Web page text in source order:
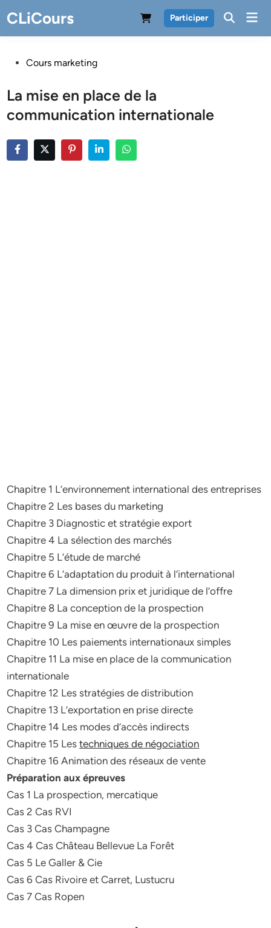
to
content
CLiCours Participer
PostedCours marketing
La mise en place de la
communication internationale
Chapitre 1 L’environnement international des entreprises
Chapitre 2 Les bases du marketing
Chapitre 3 Diagnostic et stratégie export
Chapitre 4 La sélection des marchés
Chapitre 5 L’étude de marché
Chapitre 6 L’adaptation du produit à l’international
Chapitre 7 La dimension prix et juridique de l’offre
Chapitre 8 La conception de la prospection
Chapitre 9 La mise en œuvre de la prospection
Chapitre 10 Les paiements internationaux simples
Chapitre 11 La mise en place de la communication
internationale
Chapitre 12 Les stratégies de distribution
Chapitre 13 L’exportation en prise directe
Chapitre 14 Les modes d’accès indirects
Chapitre 15 Lestechniques de négociation
Chapitre 16 Animation des réseaux de vente
Préparation aux épreuves
Cas 1 La prospection, mercatique
Cas 2 Cas RVI
Cas 3 Cas Champagne
Cas 4 Cas Château Bellevue La Forêt
Cas 5 Le Galler & Cie
Cas 6 Cas Rivoire et Carret, Lustucru
Cas 7 Cas Ropen